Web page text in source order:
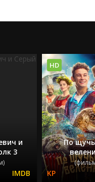
и
3
По
HD